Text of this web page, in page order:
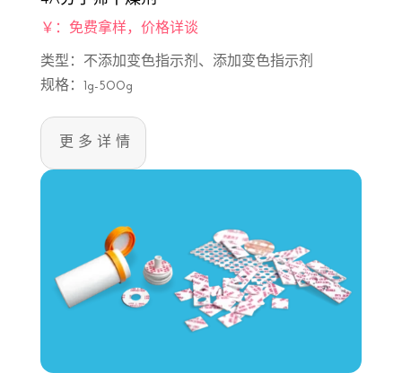
￥：免费拿样，价格详谈
类型：不添加变色指示剂、添加变色指示剂
规格：1g-500g
更多详情